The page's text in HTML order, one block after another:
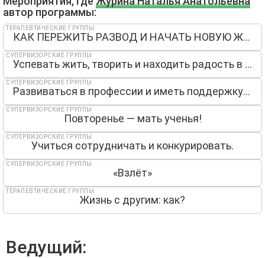
автор программы:
КАК ПЕРЕЖИТЬ РАЗВОД И НАЧАТЬ НОВУЮ ЖИЗНЬ
ТЕРАПЕВТИЧЕСКИЕ ГРУППЫ
Успевать жить, творить и находить радость в профессии
СУПЕРВИЗОРСКИЕ ГРУППЫ
Развиваться в профессии и иметь поддержку среди коллег
СУПЕРВИЗОРСКИЕ ГРУППЫ
Повторенье — мать ученья!
СУПЕРВИЗОРСКИЕ ГРУППЫ
Учиться сотрудничать и конкурировать.
СУПЕРВИЗОРСКИЕ ГРУППЫ
«Взлёт»
СУПЕРВИЗОРСКИЕ ГРУППЫ
Жизнь с другим: как?
ТЕРАПЕВТИЧЕСКИЕ ГРУППЫ
Ведущий: